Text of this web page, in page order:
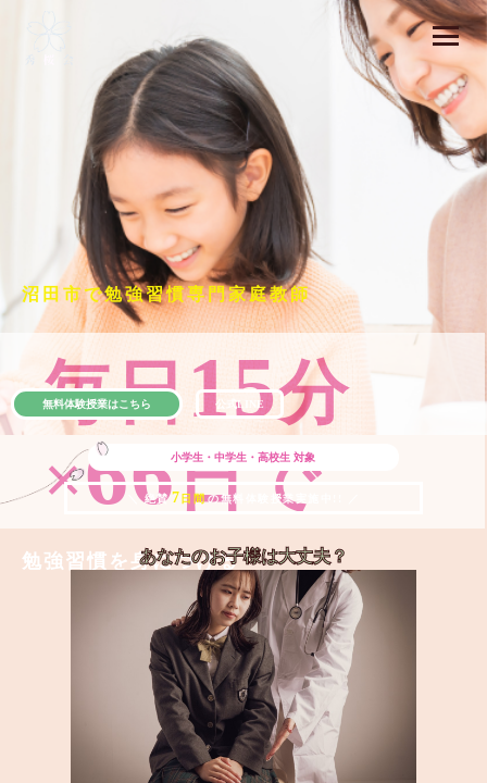
沼田市で勉強習慣専門家庭教師
毎日15分
×66日で
勉強習慣を身につける
小学生・中学生・高校生 対象
＼ 絶賛 7 日間の無料体験授業実施中!! ／
無料体験授業はこちら 公式LINE
あなたのお子様は大丈夫？